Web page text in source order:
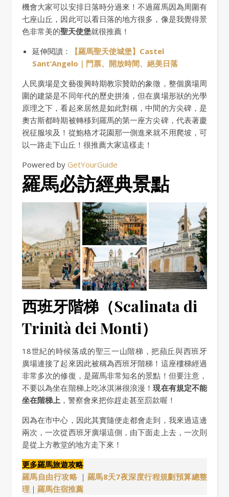
機會大家可以安排日落時分過來！不過羅馬因為周圍有
七座山丘，因此可以看日落的地方很多，像是我覺得景
色非常美的聖天使堡就很推薦！
延伸閱讀：
【羅馬聖天使城堡】Castel
Sant’Angelo｜門票、開放時間、絕美日落
人民廣場是文藝復興時期教宗贊助的象徵，整個廣場周
圍的建築是不同年代的歷史拼湊，但在廣場形狀的光學
原理之下，看起來居然是如此對稱，中間的方尖碑，是
奧古斯都時期被轉移到羅馬的第一座方尖碑，代表著慶
祝征服埃及！從鮑格才花園那一側進來就不用爬坡，可
以一路走下山丘！很推薦大家這樣走！
Powered by GetYourGuide
羅馬必訪經典景點
西班牙階梯（Scalinata di
Trinità dei Monti）
18世紀的時候落成的聖三一山階梯，把蘋丘與西班牙
廣場連接了起來因此被稱為西班牙階梯！這座樓梯經過
非常多次的修復，是羅馬非常知名的景點！但要注意，
不要以為坐在階梯上吃冰淇淋很浪漫！現在有規定不能
坐在階梯上 ，警察會來把你趕走甚至罰款喔！
因為在市中心，因此其實隨便走都會走到，我來過這邊
兩次，一次從西班牙廣場這側，由下面走上去，一次則
是從上方教堂的地方走下來！
更多羅馬旅遊攻略
羅馬自由行攻略 ｜ 羅馬8天7夜深度行程規劃預算總整
理 ｜ 羅馬住宿推薦